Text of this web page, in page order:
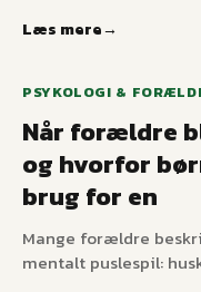
forudsigelige resultat
noget.
Læs mere
PSYKOLOGI &
Når forældre
og hvorfor
brug for en
Mange forældre
mentalt puslespil: